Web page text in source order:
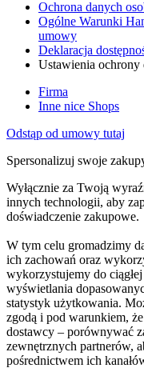
Ochrona danych
Ogólne Warunki
umowy
Deklaracja
Ustawienia ochrony
Firma
Inne nice Shops
Odstąp od umowy tutaj
Spersonalizuj swoje
Wyłącznie za Twoją
innych technologii, aby
doświadczenie zakupowe.
W tym celu gromadzimy
ich zachowań oraz
wykorzystujemy do
wyświetlania
statystyk użytkowania.
zgodą i pod warunkiem,
dostawcy – porównywać
zewnętrznych partnerów,
pośrednictwem ich